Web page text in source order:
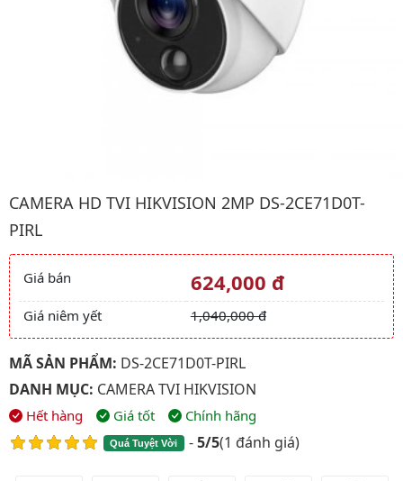
CAMERA HD TVI HIKVISION 2MP DS-2CE71D0T-
PIRL
Giá và khuyến mãi
Giá bán 624,000 đ
Giá niêm yết 1,040,000 đ
MÃ SẢN PHẨM: DS-2CE71D0T-PIRL
DANH MỤC: CAMERA TVI HIKVISION
Hết hàng Giá tốt Chính hãng
Quá Tuyệt Vời -5/5(1 đánh giá)